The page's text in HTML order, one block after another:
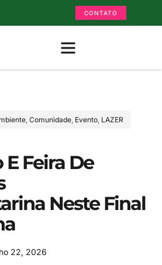
CONTATO
, Comunidade, Evento, LAZER
Feira De
Neste Final
22, 2026